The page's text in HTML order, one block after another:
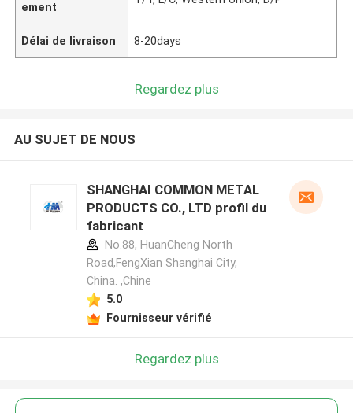
ement
Délai de livraison 8-20days
Regardez plus
AU SUJET DE NOUS
SHANGHAI COMMON METAL
PRODUCTS CO., LTD profil du
fabricant
No.88, HuanCheng North
Road,FengXian Shanghai City,
China. ,Chine
5.0
Fournisseur vérifié
Regardez plus